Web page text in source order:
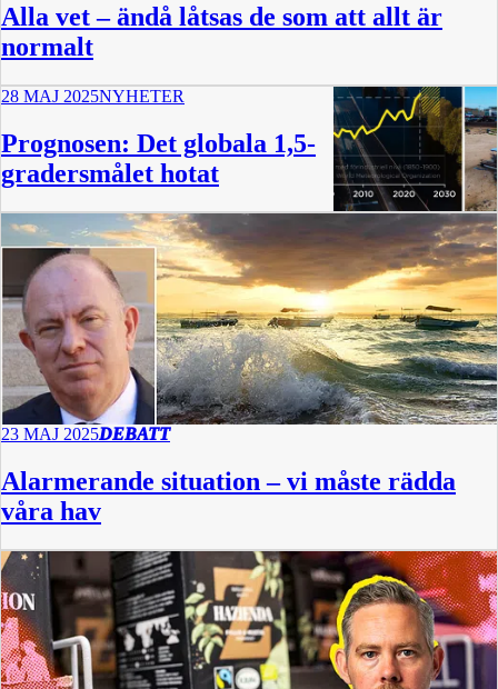
Alla vet – ändå låtsas de som att allt är
normalt
28 MAJ 2025NYHETER
Prognosen: Det globala 1,5-
gradersmålet hotat
23 MAJ 2025DEBATT
Alarmerande situation – vi måste rädda
våra hav